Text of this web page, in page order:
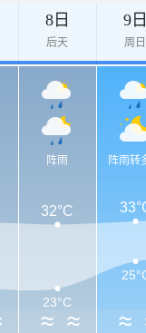
8日
后天
9
周日
阵雨 阵雨转
32°C
23°C